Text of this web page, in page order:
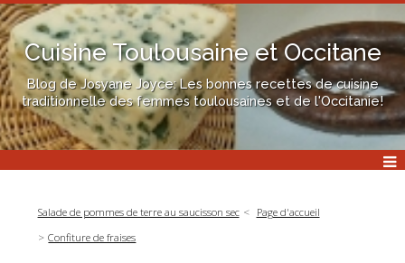
Cuisine Toulousaine et Occitane
Blog de Josyane Joyce: Les bonnes recettes de cuisine
traditionnelle des femmes toulousaines et de l'Occitanie!
Salade de pommes de terre au saucisson sec
Page d'accueil
Confiture de fraises